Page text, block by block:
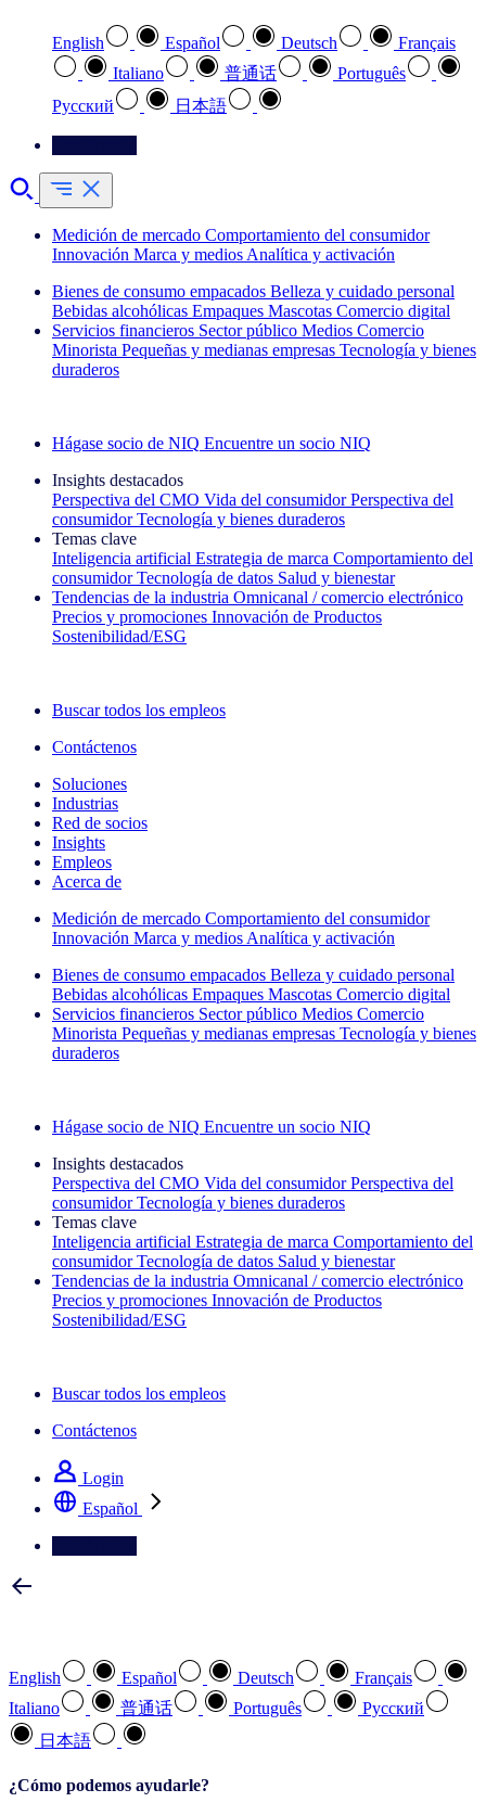
English Español Deutsch
Français
Italiano
普通话
Português
Pусский
日本語
Medición de mercado Comportamiento del consumidor
Innovación Marca y medios Analítica y activación
Bienes de consumo empacados Belleza y cuidado personal
Bebidas alcohólicas Empaques Mascotas Comercio digital
Servicios financieros Sector público Medios Comercio
Minorista Pequeñas y medianas empresas Tecnología y bienes
duraderos
Hágase socio de NIQ Encuentre un socio NIQ
Insights destacados
Perspectiva del CMO Vida del consumidor Perspectiva del
consumidor Tecnología y bienes duraderos
Temas clave
Inteligencia artificial Estrategia de marca Comportamiento del
consumidor Tecnología de datos Salud y bienestar
Tendencias de la industria Omnicanal / comercio electrónico
Precios y promociones Innovación de Productos
Sostenibilidad/ESG
Buscar todos los empleos
Contáctenos
Soluciones
Industrias
Red de socios
Insights
Empleos
Acerca de
Medición de mercado Comportamiento del consumidor
Innovación Marca y medios Analítica y activación
Bienes de consumo empacados Belleza y cuidado personal
Bebidas alcohólicas Empaques Mascotas Comercio digital
Servicios financieros Sector público Medios Comercio
Minorista Pequeñas y medianas empresas Tecnología y bienes
duraderos
Hágase socio de NIQ Encuentre un socio NIQ
Insights destacados
Perspectiva del CMO Vida del consumidor Perspectiva del
consumidor Tecnología y bienes duraderos
Temas clave
Inteligencia artificial Estrategia de marca Comportamiento del
consumidor Tecnología de datos Salud y bienestar
Tendencias de la industria Omnicanal / comercio electrónico
Precios y promociones Innovación de Productos
Sostenibilidad/ESG
Buscar todos los empleos
Contáctenos
Login
Español
English Español Deutsch
Français
Italiano
普通话 Português
Pусский
日本語
¿Cómo podemos ayudarle?